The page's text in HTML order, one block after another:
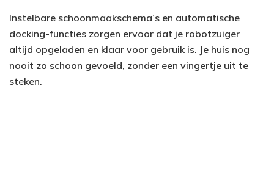
Instelbare schoonmaakschema’s en automatische
docking-functies zorgen ervoor dat je robotzuiger
altijd opgeladen en klaar voor gebruik is. Je huis nog
nooit zo schoon gevoeld, zonder een vingertje uit te
steken.